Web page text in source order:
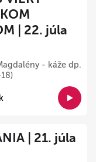
| 22. júla
- káže dp.
| 21. júla